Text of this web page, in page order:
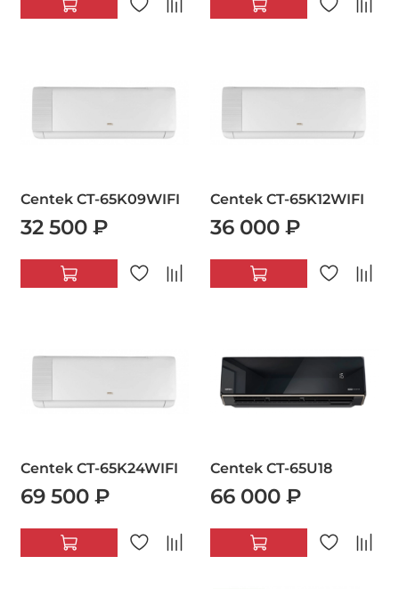
Centek CT-65K09WIFI
32 500 ₽
Centek CT-65K12WIFI
36 000 ₽
Centek CT-65K24WIFI
69 500 ₽
Centek CT-65U18
66 000 ₽